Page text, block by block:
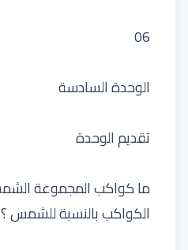
06
الوحدة السادسة
تقديم الوحدة
الكواكب بالنسبة للشمس ؟